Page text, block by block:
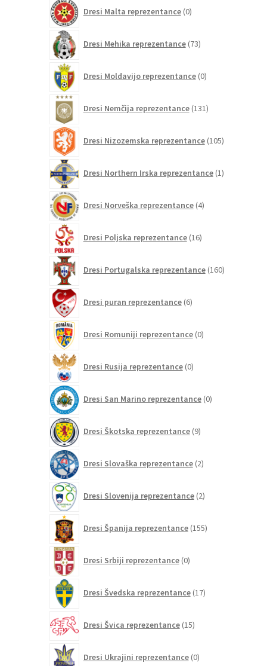
Dresi Malta reprezentance 0izdelkov
Dresi Mehika reprezentance 73izdelkov
Dresi Moldavijo reprezentance 0izdelkov
Dresi Nemčija reprezentance 131izdelkov
Dresi Nizozemska reprezentance 105izdelkov
Dresi Northern Irska reprezentance 1izdelek
Dresi Norveška reprezentance 4izdelki
Dresi Poljska reprezentance 16izdelkov
Dresi Portugalska reprezentance 160izdelkov
Dresi puran reprezentance 6izdelkov
Dresi Romuniji reprezentance 0izdelkov
Dresi Rusija reprezentance 0izdelkov
Dresi San Marino reprezentance 0izdelkov
Dresi Škotska reprezentance 9izdelkov
Dresi Slovaška reprezentance 2izdelka
Dresi Slovenija reprezentance 2izdelka
Dresi Španija reprezentance 155izdelkov
Dresi Srbiji reprezentance 0izdelkov
Dresi Švedska reprezentance 17izdelkov
Dresi Švica reprezentance 15izdelkov
Dresi Ukrajini reprezentance 0izdelkov